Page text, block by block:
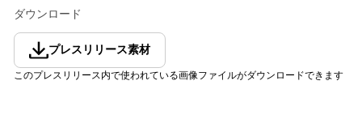
ダウンロード
プレスリリース素材
このプレスリリース内で使われている画像ファイルがダウンロードできます